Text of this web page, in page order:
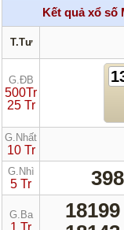
Kết quả xổ số
T.Tư
G.ĐB
500Tr
25 Tr
G.Nhất
10 Tr
G.Nhì
5 Tr
G.Ba
1 Tr
18199